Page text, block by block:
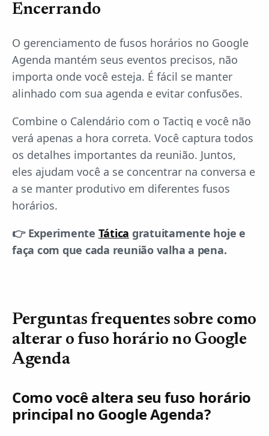
Encerrando
O gerenciamento de fusos horários no Google
Agenda mantém seus eventos precisos, não
importa onde você esteja. É fácil se manter
alinhado com sua agenda e evitar confusões.
Combine o Calendário com o Tactiq e você não
verá apenas a hora correta. Você captura todos
os detalhes importantes da reunião. Juntos,
eles ajudam você a se concentrar na conversa e
a se manter produtivo em diferentes fusos
horários.
👉 Experimente Tática gratuitamente hoje e
faça com que cada reunião valha a pena.
Perguntas frequentes sobre como
alterar o fuso horário no Google
Agenda
Como você altera seu fuso horário
principal no Google Agenda?